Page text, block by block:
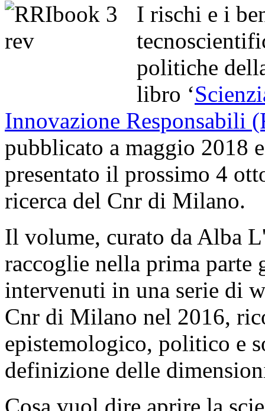
I rischi e i
politiche
libro ‘
Innovazione Responsabili
pubblicato a maggio 2018
presentato il prossimo 4
ricerca del Cnr di Milano.
Il volume, curato da Alba
raccoglie nella prima
intervenuti in una serie di
Cnr di Milano nel 2016,
epistemologico, politico e
definizione delle
Cosa vuol dire aprire la